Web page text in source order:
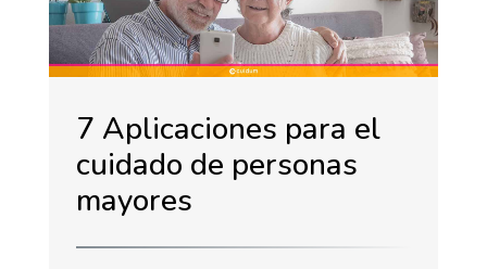
7 Aplicaciones para el
cuidado de personas
mayores